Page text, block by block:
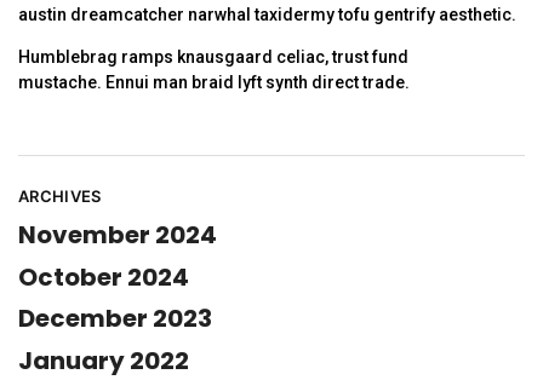
austin dreamcatcher narwhal taxidermy tofu gentrify aesthetic.
Humblebrag ramps knausgaard celiac, trust fund
mustache. Ennui man braid lyft synth direct trade.
ARCHIVES
November 2024
October 2024
December 2023
January 2022